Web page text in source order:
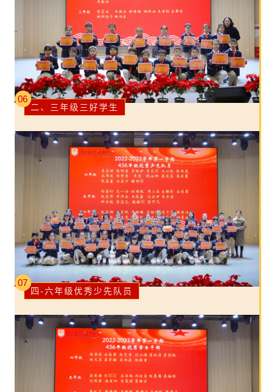
06
二、三年级三好学生
07
四-六年级优秀少先队员